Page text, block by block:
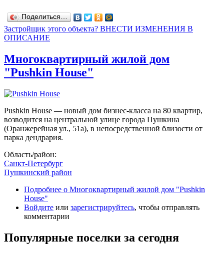
Поделиться…
Застройщик этого объекта? ВНЕСТИ ИЗМЕНЕНИЯ В
ОПИСАНИЕ
Многоквартирный жилой дом
"Pushkin House"
Pushkin House — новый дом бизнес-класса на 80 квартир,
возводится на центральной улице города Пушкина
(Оранжерейная ул., 51а), в непосредственной близости от
парка дендрария.
Область/район:
Санкт-Петербург
Пушкинский район
Подробнее о Многоквартирный жилой дом "Pushkin
House"
Войдите или зарегистрируйтесь, чтобы отправлять
комментарии
Популярные поселки за сегодня